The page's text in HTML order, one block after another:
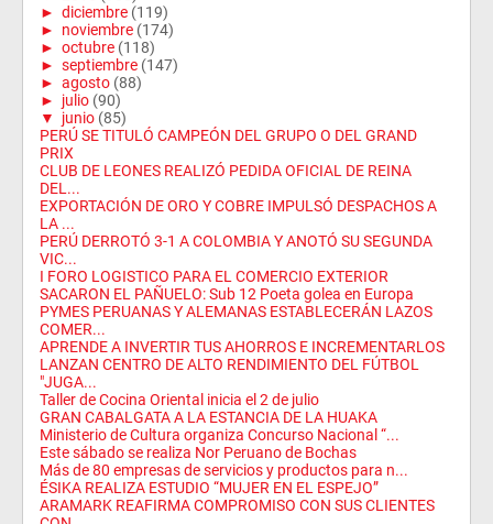
► diciembre (119)
► noviembre (174)
► octubre (118)
► septiembre (147)
► agosto (88)
► julio (90)
▼
junio (85)
PERÚ SE TITULÓ CAMPEÓN DEL GRUPO O DEL GRAND
PRIX
CLUB DE LEONES REALIZÓ PEDIDA OFICIAL DE REINA
DEL...
EXPORTACIÓN DE ORO Y COBRE IMPULSÓ DESPACHOS A
LA ...
PERÚ DERROTÓ 3-1 A COLOMBIA Y ANOTÓ SU SEGUNDA
VIC...
I FORO LOGISTICO PARA EL COMERCIO EXTERIOR
SACARON EL PAÑUELO: Sub 12 Poeta golea en Europa
PYMES PERUANAS Y ALEMANAS ESTABLECERÁN LAZOS
COMER...
APRENDE A INVERTIR TUS AHORROS E INCREMENTARLOS
LANZAN CENTRO DE ALTO RENDIMIENTO DEL FÚTBOL
"JUGA...
Taller de Cocina Oriental inicia el 2 de julio
GRAN CABALGATA A LA ESTANCIA DE LA HUAKA
Ministerio de Cultura organiza Concurso Nacional “...
Este sábado se realiza Nor Peruano de Bochas
Más de 80 empresas de servicios y productos para n...
ÉSIKA REALIZA ESTUDIO “MUJER EN EL ESPEJO”
ARAMARK REAFIRMA COMPROMISO CON SUS CLIENTES